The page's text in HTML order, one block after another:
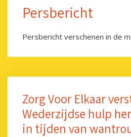
Persbericht
Persbericht verschenen in de
Zorg Voor Elkaar
Wederzijdse hulp
in tijden van